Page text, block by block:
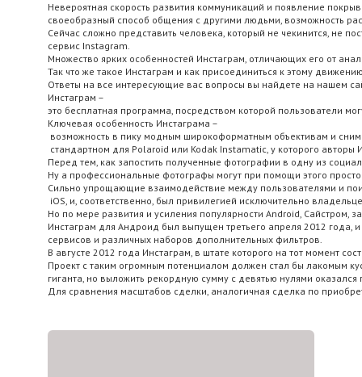
Невероятная скорость развития коммуникаций и появление
своеобразный способ общения с другими людьми, возможность
Сейчас сложно представить человека, который не чекинится, не
сервис Instagram.
Множество ярких особенностей Инстаграм, отличающих его от
Так что же такое Инстаграм и как присоединиться к этому
Ответы на все интересующие вас вопросы вы найдете на нашем
Инстаграм –
это бесплатная программа, посредством которой пользователи
Ключевая особенность Инстаграма –
возможность в пику модным широкоформатным объективам и
стандартном для Polaroid или Kodak Instamatic, у которого авторы
Перед тем, как запостить полученные фотографии в одну из
Ну а профессиональные фотографы могут при помощи этого
Сильно упрощающие взаимодействие между пользователями и
iOS, и, соответственно, был привилегией исключительно
Но по мере развития и усиления популярности Android, Сайстром,
Инстаграм для Андроид был выпущен третьего апреля 2012 года,
сервисов и различных наборов дополнительных фильтров.
В августе 2012 года Инстаграм, в штате которого на тот момент
Проект с таким огромным потенциалом должен стал бы лакомым
гиганта, но выложить рекордную сумму с девятью нулями
Для сравнения масштабов сделки, аналогичная сделка по